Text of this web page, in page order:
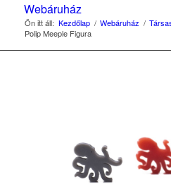
Webáruház
Ön itt áll: Kezdőlap / Webáruház /
Polip Meeple Figura